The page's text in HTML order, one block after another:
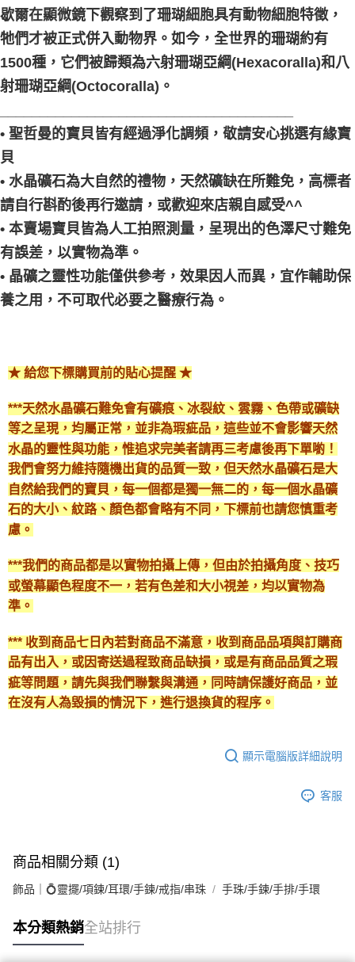
歇爾在顯微鏡下觀察到了珊瑚細胞具有動物細胞特徵，
牠們才被正式併入動物界。如今，全世界的珊瑚約有
1500種，它們被歸類為六射珊瑚亞綱(Hexacoralla)和八
射珊瑚亞綱(Octocoralla)。
• 聖哲曼的寶貝皆有經過淨化調頻，敬請安心挑選有緣寶
貝
• 水晶礦石為大自然的禮物，天然礦缺在所難免，高標者
請自行斟酌後再行邀請，或歡迎來店親自感受^^
• 本賣場寶貝皆為人工拍照測量，呈現出的色澤尺寸難免
有誤差，以實物為準。
• 晶礦之靈性功能僅供參考，效果因人而異，宜作輔助保
養之用，不可取代必要之醫療行為。
★ 給您下標購買前的貼心提醒 ★
***天然水晶礦石難免會有礦痕、冰裂紋、雲霧、色帶或礦缺
等之呈現，均屬正常，並非為瑕疵品，這些並不會影響天然
水晶的靈性與功能，惟追求完美者請再三考慮後再下單喲！
我們會努力維持隨機出貨的品質一致，但天然水晶礦石是大
自然給我們的寶貝，每一個都是獨一無二的，每一個水晶礦
石的大小、紋路、顏色都會略有不同，下標前也請您慎重考
慮。
***我們的商品都是以實物拍攝上傳，但由於拍攝角度、技巧
或螢幕顯色程度不一，若有色差和大小視差，均以實物為
準。
*** 收到商品七日內若對商品不滿意，收到商品品項與訂購商
品有出入，或因寄送過程致商品缺損，或是有商品品質之瑕
疵等問題，請先與我們聯繫與溝通，同時請保護好商品，並
在沒有人為毀損的情況下，進行退換貨的程序。
顯示電腦版詳細說明
客服
商品相關分類 (1)
飾品｜💍靈擺/項鍊/耳環/手鍊/戒指/串珠 手珠/手鍊/手排/手環
本分類熱銷全站排行